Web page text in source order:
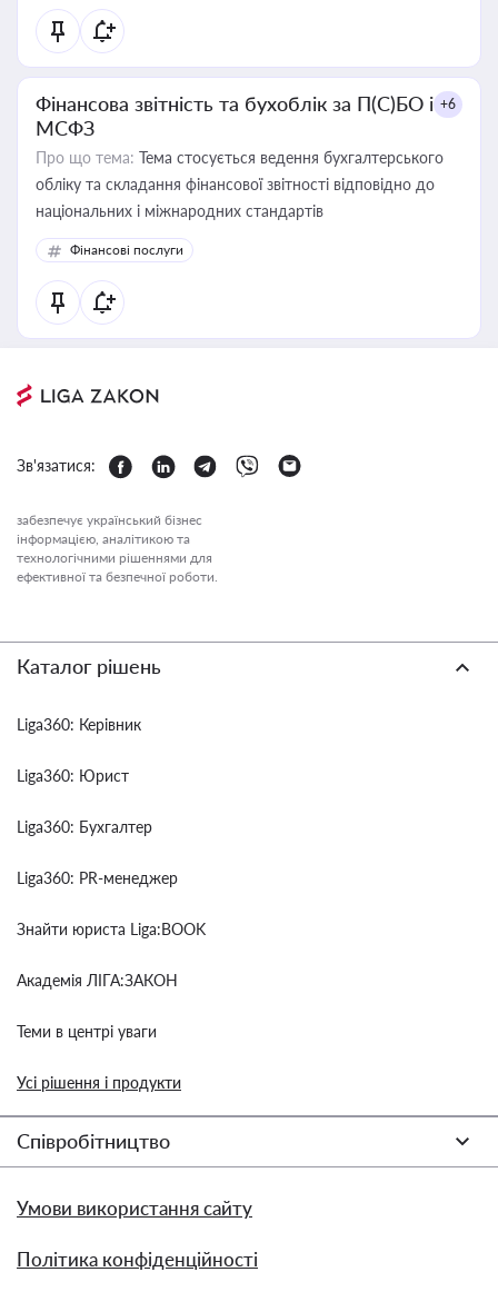
Фінансова звітність та бухоблік за П(С)БО і
МСФЗ
+6
Про що тема: Тема стосується ведення бухгалтерського
обліку та складання фінансової звітності відповідно до
національних і міжнародних стандартів
Фінансові послуги
Зв'язатися:
забезпечує український бізнес
інформацією, аналітикою та
технологічними рішеннями для
ефективної та безпечної роботи.
Каталог рішень
Liga360: Керівник
Liga360: Юрист
Liga360: Бухгалтер
Liga360: PR-менеджер
Знайти юриста Liga:BOOK
Академія ЛІГА:ЗАКОН
Теми в центрі уваги
Усі рішення і продукти
Співробітництво
Умови використання сайту
Політика конфіденційності